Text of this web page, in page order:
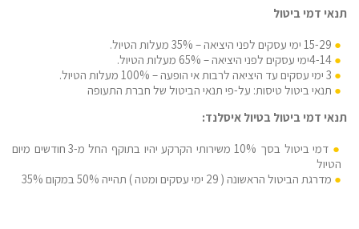
תנאי דמי ביטול
15-29 ימי עסקים לפני היציאה – 35% מעלות הטיול.
4-14ימי עסקים לפני היציאה – 65% מעלות הטיול.
3 ימי עסקים עד היציאה לרבות אי הופעה – 100% מעלות הטיול.
תנאי ביטול טיסות: על-פי תנאי הביטול של חברת התעופה
תנאי דמי ביטול בטיול איסלנד:
דמי ביטול בסך 10% משירותי הקרקע יהיו בתוקף החל מ-3 חודשים מיום
הטיול
מדרגת הביטול הראשונה ( 29 ימי עסקים ומטה ) תהייה 50% במקום 35%